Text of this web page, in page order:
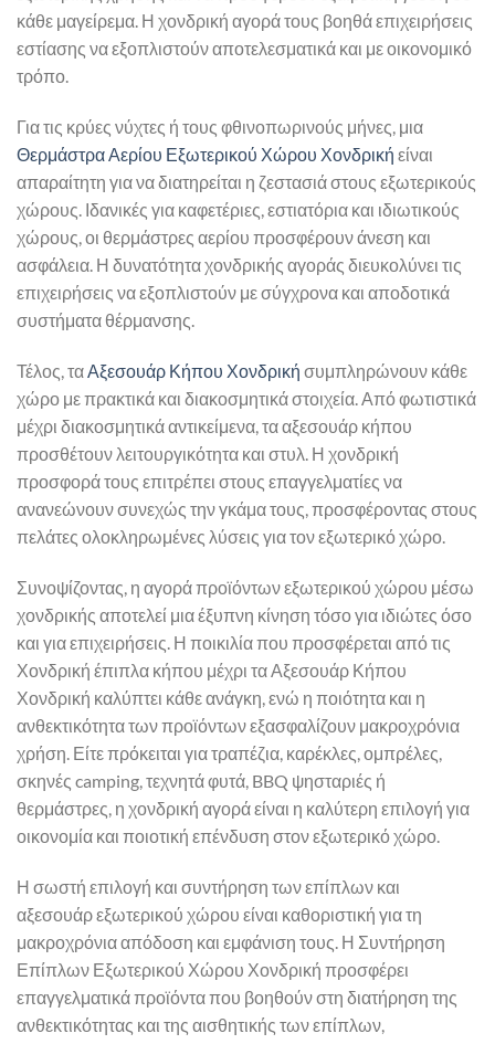
κάθε μαγείρεμα. Η χονδρική αγορά τους βοηθά επιχειρήσεις
εστίασης να εξοπλιστούν αποτελεσματικά και με οικονομικό
τρόπο.
Για τις κρύες νύχτες ή τους φθινοπωρινούς μήνες, μια
Θερμάστρα Αερίου Εξωτερικού Χώρου Χονδρική είναι
απαραίτητη για να διατηρείται η ζεστασιά στους εξωτερικούς
χώρους. Ιδανικές για καφετέριες, εστιατόρια και ιδιωτικούς
χώρους, οι θερμάστρες αερίου προσφέρουν άνεση και
ασφάλεια. Η δυνατότητα χονδρικής αγοράς διευκολύνει τις
επιχειρήσεις να εξοπλιστούν με σύγχρονα και αποδοτικά
συστήματα θέρμανσης.
Τέλος, ταΑξεσουάρ Κήπου Χονδρική συμπληρώνουν κάθε
χώρο με πρακτικά και διακοσμητικά στοιχεία. Από φωτιστικά
μέχρι διακοσμητικά αντικείμενα, τα αξεσουάρ κήπου
προσθέτουν λειτουργικότητα και στυλ. Η χονδρική
προσφορά τους επιτρέπει στους επαγγελματίες να
ανανεώνουν συνεχώς την γκάμα τους, προσφέροντας στους
πελάτες ολοκληρωμένες λύσεις για τον εξωτερικό χώρο.
Συνοψίζοντας, η αγορά προϊόντων εξωτερικού χώρου μέσω
χονδρικής αποτελεί μια έξυπνη κίνηση τόσο για ιδιώτες όσο
και για επιχειρήσεις. Η ποικιλία που προσφέρεται από τις
Χονδρική έπιπλα κήπου μέχρι τα Αξεσουάρ Κήπου
Χονδρική καλύπτει κάθε ανάγκη, ενώ η ποιότητα και η
ανθεκτικότητα των προϊόντων εξασφαλίζουν μακροχρόνια
χρήση. Είτε πρόκειται για τραπέζια, καρέκλες, ομπρέλες,
σκηνές camping, τεχνητά φυτά, BBQ ψησταριές ή
θερμάστρες, η χονδρική αγορά είναι η καλύτερη επιλογή για
οικονομία και ποιοτική επένδυση στον εξωτερικό χώρο.
Η σωστή επιλογή και συντήρηση των επίπλων και
αξεσουάρ εξωτερικού χώρου είναι καθοριστική για τη
μακροχρόνια απόδοση και εμφάνιση τους. Η Συντήρηση
Επίπλων Εξωτερικού Χώρου Χονδρική προσφέρει
επαγγελματικά προϊόντα που βοηθούν στη διατήρηση της
ανθεκτικότητας και της αισθητικής των επίπλων,